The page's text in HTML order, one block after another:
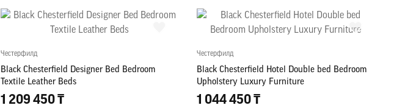
Честерфилд
Black Chesterfield Designer Bed Bedroom
Textile Leather Beds
1 209 450 ₸
Честерфилд
Black Chesterfield Hotel Double bed Bedroom
Upholstery Luxury Furniture
1 044 450 ₸